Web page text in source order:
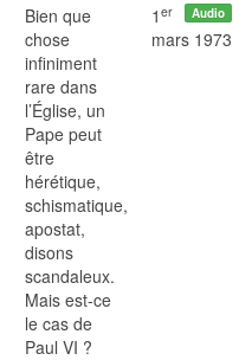
Bien que
chose
infiniment
rare dans
l’Église, un
Pape peut
être
hérétique,
schismatique,
apostat,
disons
scandaleux.
Mais est-ce
le cas de
Paul VI ?
Audio
1 er
mars 1973